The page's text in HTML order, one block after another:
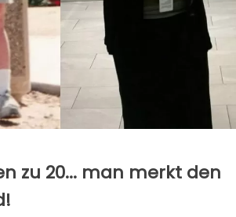
zu 20... man merkt den